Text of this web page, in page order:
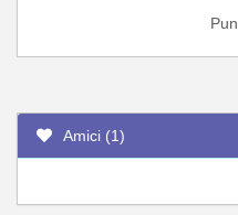
Amici (1)